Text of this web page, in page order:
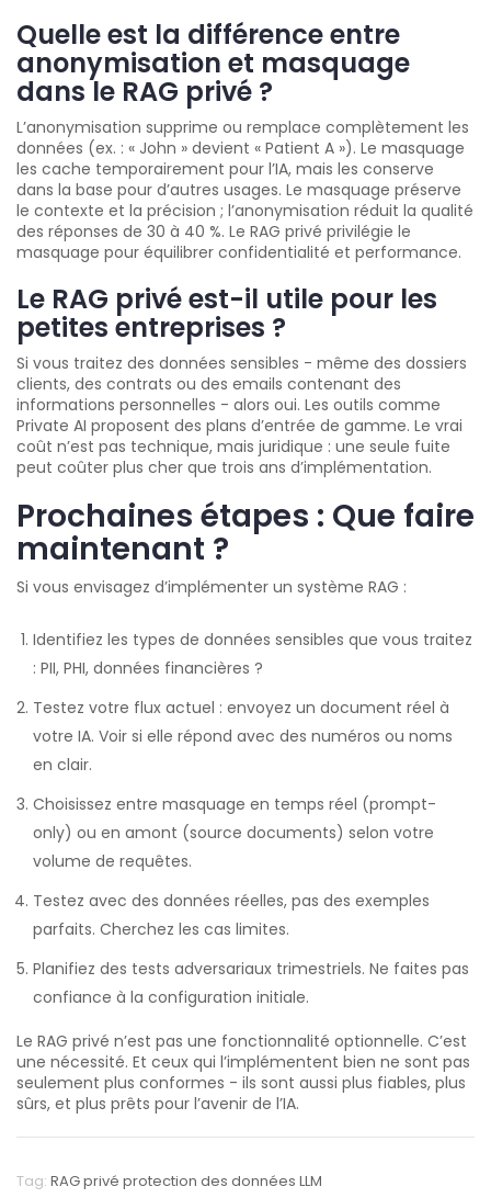
Quelle est la différence entre
anonymisation et masquage
dans le RAG privé ?
L’anonymisation supprime ou remplace complètement les
données (ex. : « John » devient « Patient A »). Le masquage
les cache temporairement pour l’IA, mais les conserve
dans la base pour d’autres usages. Le masquage préserve
le contexte et la précision ; l’anonymisation réduit la qualité
des réponses de 30 à 40 %. Le RAG privé privilégie le
masquage pour équilibrer confidentialité et performance.
Le RAG privé est-il utile pour les
petites entreprises ?
Si vous traitez des données sensibles - même des dossiers
clients, des contrats ou des emails contenant des
informations personnelles - alors oui. Les outils comme
Private AI proposent des plans d’entrée de gamme. Le vrai
coût n’est pas technique, mais juridique : une seule fuite
peut coûter plus cher que trois ans d’implémentation.
Prochaines étapes : Que faire
maintenant ?
Si vous envisagez d’implémenter un système RAG :
Identifiez les types de données sensibles que vous traitez
: PII, PHI, données financières ?
Testez votre flux actuel : envoyez un document réel à
votre IA. Voir si elle répond avec des numéros ou noms
en clair.
Choisissez entre masquage en temps réel (prompt-
only) ou en amont (source documents) selon votre
volume de requêtes.
Testez avec des données réelles, pas des exemples
parfaits. Cherchez les cas limites.
Planifiez des tests adversariaux trimestriels. Ne faites pas
confiance à la configuration initiale.
Le RAG privé n’est pas une fonctionnalité optionnelle. C’est
une nécessité. Et ceux qui l’implémentent bien ne sont pas
seulement plus conformes - ils sont aussi plus fiables, plus
sûrs, et plus prêts pour l’avenir de l’IA.
Tag: RAG privé protection des données LLM